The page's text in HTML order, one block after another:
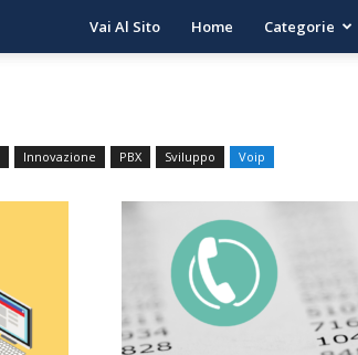
Vai Al Sito Home Categorie
Innovazione PBX Sviluppo Voip